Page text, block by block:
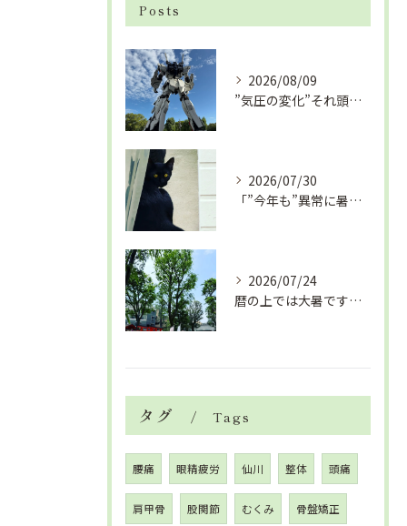
Posts
2026/08/09
”気圧の変化”それ頭痛の”たね”ですよ「眼精疲労改善コース」
2026/07/30
「”今年も”異常に暑い夏」酷暑+冷房＝夏風邪、腰痛、ひざの痛...
2026/07/24
暦の上では大暑です！腰痛や肩こりから来る頭痛
タグ Tags
腰痛 眼精疲労 仙川 整体 頭痛
肩甲骨 股関節 むくみ 骨盤矯正